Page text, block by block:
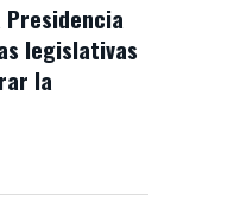
Presidencia
legislativas
la